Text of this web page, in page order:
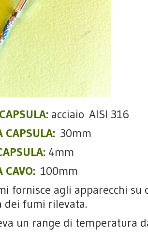
acciaio AISI 316
CAPSULA: 30mm
4mm
CAVO: 100mm
fornisce agli apparecchi
dei fumi rilevata.
un range di temperatura